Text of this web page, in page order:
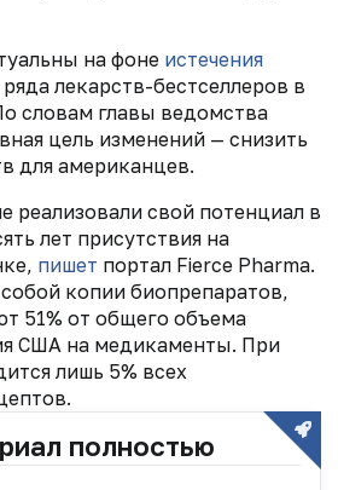
на фоне истечения
лекарств-бестселлеров в
словам главы ведомства
цель изменений — снизить
для американцев.
реализовали свой потенциал в
лет присутствия на
пишет портал Fierce Pharma.
копии биопрепаратов,
51% от общего объема
США на медикаменты. При
лишь 5% всех
полностью